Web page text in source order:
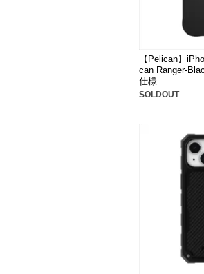
【Pelican】
can Ranger-
仕様
SOLDOUT